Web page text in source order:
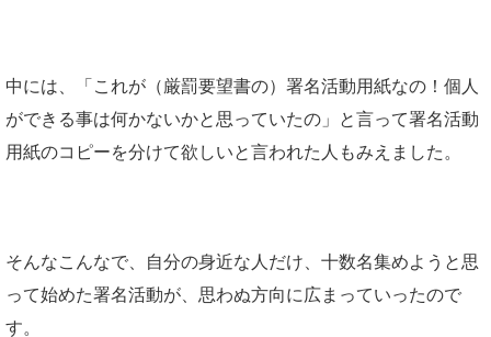
中には、「これが（厳罰要望書の）署名活動用紙なの！個人
ができる事は何かないかと思っていたの」と言って署名活動
用紙のコピーを分けて欲しいと言われた人もみえました。
そんなこんなで、自分の身近な人だけ、十数名集めようと思
って始めた署名活動が、思わぬ方向に広まっていったので
す。